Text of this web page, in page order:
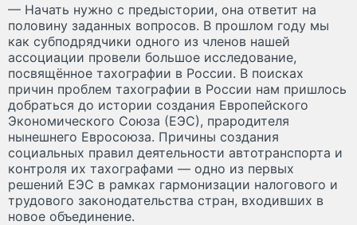
— Начать нужно с предыстории, она ответит на
половину заданных вопросов. В прошлом году мы
как субподрядчики одного из членов нашей
ассоциации провели большое исследование,
посвящённое тахографии в России. В поисках
причин проблем тахографии в России нам пришлось
добраться до истории создания Европейского
Экономического Союза (ЕЭС), прародителя
нынешнего Евросоюза. Причины создания
социальных правил деятельности автотранспорта и
контроля их тахографами — одно из первых
решений ЕЭС в рамках гармонизации налогового и
трудового законодательства стран, входивших в
новое объединение.